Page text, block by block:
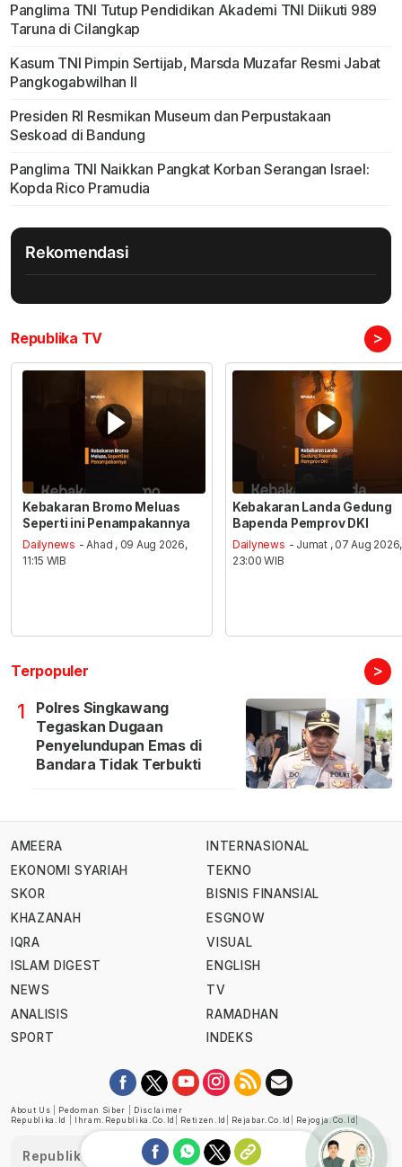
Panglima TNI Tutup Pendidikan Akademi TNI Diikuti 989
Taruna di Cilangkap
Kasum TNI Pimpin Sertijab, Marsda Muzafar Resmi Jabat
Pangkogabwilhan II
Presiden RI Resmikan Museum dan Perpustakaan
Seskoad di Bandung
Panglima TNI Naikkan Pangkat Korban Serangan Israel:
Kopda Rico Pramudia
Rekomendasi
Republika TV >
Kebakaran Bromo Meluas
Seperti ini Penampakannya
Dailynews - Ahad , 09 Aug 2026,
11:15 WIB
Kebakaran Landa Gedung
Bapenda Pemprov DKI
Dailynews - Jumat , 07 Aug 2026,
23:00 WIB
Terpopuler >
1
Polres Singkawang
Tegaskan Dugaan
Penyelundupan Emas di
Bandara Tidak Terbukti
AMEERA
EKONOMI SYARIAH
SKOR
KHAZANAH
IQRA
ISLAM DIGEST
NEWS
ANALISIS
SPORT
INTERNASIONAL
TEKNO
BISNIS FINANSIAL
ESGNOW
VISUAL
ENGLISH
TV
RAMADHAN
INDEKS
About Us Pedoman Siber
Disclaimer
Republika.id
Ihram.republika.co.id Retizen.id Rejabar.co.id Rejogja.co.id
Republika telah diverifikasi oleh Dewan Pers